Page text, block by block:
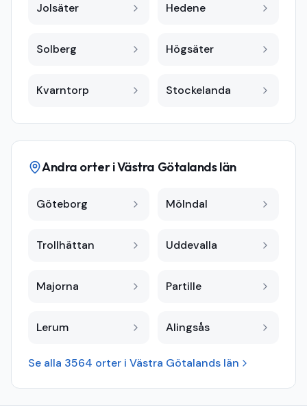
Jolsäter Hedene
Solberg Högsäter
Kvarntorp Stockelanda
Andra orter iVästra Götalands län
Göteborg Mölndal
Trollhättan Uddevalla
Majorna Partille
Lerum Alingsås
Se alla 3564 orter i Västra Götalands län